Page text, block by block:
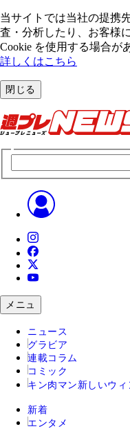
当サイトでは当社の提携
査・分析したり、お客様
Cookie を使⽤する場合が
詳しくはこちら
閉じる
メニュ
ニュース
グラビア
連載コラム
コミック
キン肉マン 新しいウィ
新着
エンタメ